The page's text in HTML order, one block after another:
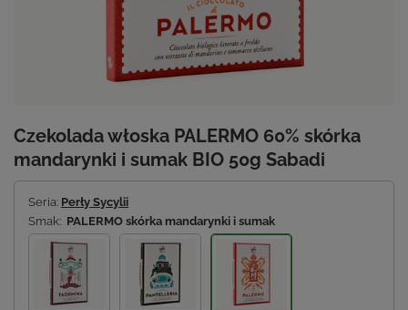
Czekolada włoska PALERMO 60% skórka
mandarynki i sumak BIO 50g Sabadi
Seria: Perły Sycylii
Smak: PALERMO skórka mandarynki i sumak